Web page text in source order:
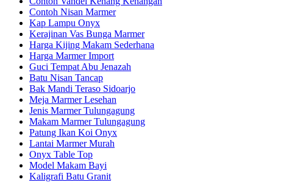
Contoh Nisan Marmer
Kap Lampu Onyx
Kerajinan Vas Bunga Marmer
Harga Kijing Makam Sederhana
Harga Marmer Import
Guci Tempat Abu Jenazah
Batu Nisan Tancap
Bak Mandi Teraso Sidoarjo
Meja Marmer Lesehan
Jenis Marmer Tulungagung
Makam Marmer Tulungagung
Patung Ikan Koi Onyx
Lantai Marmer Murah
Onyx Table Top
Model Makam Bayi
Kaligrafi Batu Granit